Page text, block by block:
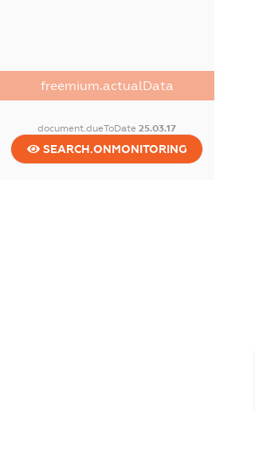
freemium.actualData
document.dueToDate25.03.17
SEARCH.ONMONITORING